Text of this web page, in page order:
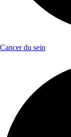
Cancer du sein